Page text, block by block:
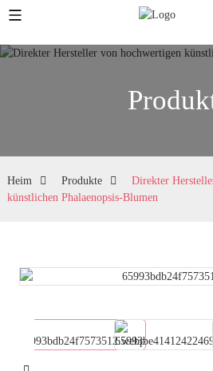
Heim Produkte
Direkter
künstlichen Phalaenopsis-Blumen